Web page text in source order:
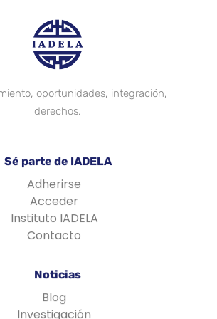
oportunidades, integración,
derechos.
Sé parte de IADELA
Adherirse
Acceder
Instituto IADELA
Contacto
Noticias
Blog
Investigación